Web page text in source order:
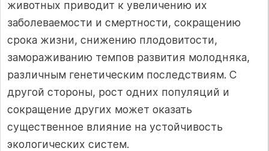
животных приводит к увеличению их
заболеваемости и смертности, сокращению
срока жизни, снижению плодовитости,
замораживанию темпов развития молодняка,
различным генетическим последствиям. С
другой стороны, рост одних популяций и
сокращение других может оказать
существенное влияние на устойчивость
экологических систем.